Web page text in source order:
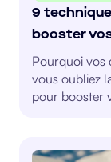
9
booster
Pourquoi vos
vous oubliez
pour booster